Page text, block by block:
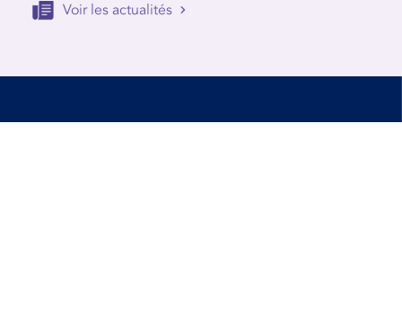
Voir les actualités